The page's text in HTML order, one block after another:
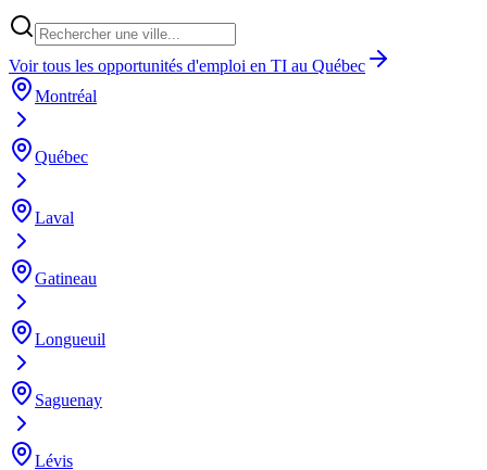
Voir tous les opportunités d'emploi en TI au Québec
Montréal
Québec
Laval
Gatineau
Longueuil
Saguenay
Lévis